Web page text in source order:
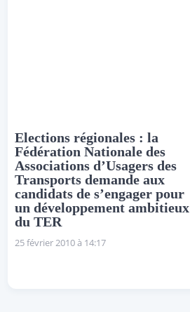
Elections régionales : la
Fédération Nationale des
Associations d’Usagers des
Transports demande aux
candidats de s’engager pour
un développement ambitieux
du TER
25 février 2010 à 14:17